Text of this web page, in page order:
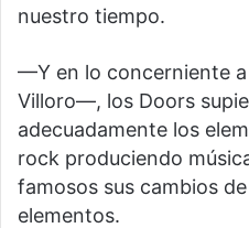
nuestro tiempo.
—Y en lo concerniente
Villoro—, los Doors
adecuadamente los
rock produciendo
famosos sus cambios
elementos.